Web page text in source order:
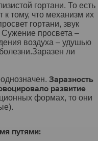
гортани. То есть
к тому, что механизм их
гортани, звук
просвета –
воздуха – удушью
ли
Заразность
развитие
формах, то они
путями: